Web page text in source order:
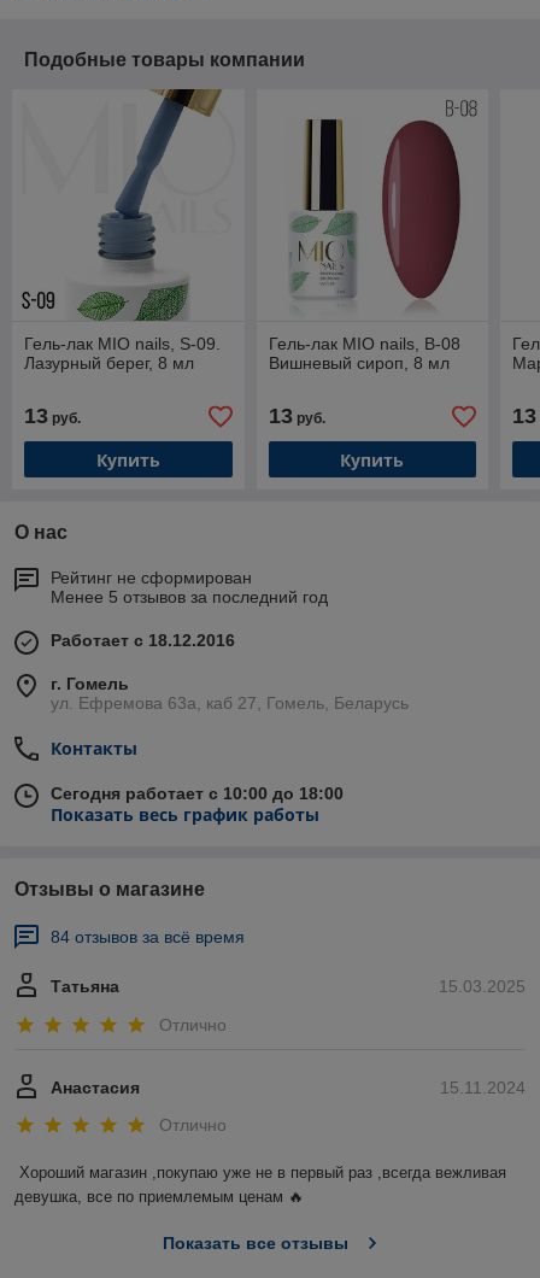
Подобные товары компании
Гель-лак MIO nails, S-09.
Лазурный берег, 8 мл
13 руб.
Купить
Гель-лак MIO nails, В-08
Вишневый сироп, 8 мл
13руб.
Купить
13
О нас
Рейтинг не сформирован
Менее 5 отзывов за последний год
Работает с 18.12.2016
г. Гомель
ул. Ефремова 63а, каб 27, Гомель, Беларусь
Контакты
Сегодня работает с 10:00 до 18:00
Показать весь график работы
Отзывы о магазине
84 отзывов за всё время
15.03.2025
Татьяна
Отлично
15.11.2024
Анастасия
Отлично
Хороший магазин ,покупаю уже не в первый раз ,всегда вежливая
девушка, все по приемлемым ценам 🔥
Показать все отзывы